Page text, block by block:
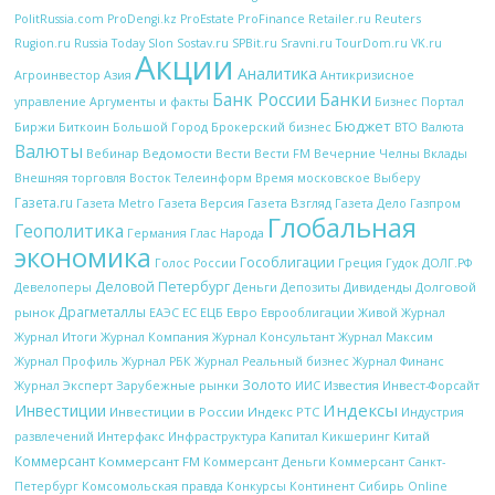
PolitRussia.com ProDengi.kz ProEstate ProFinance Retailer.ru Reuters
Rugion.ru Russia Today Slon Sostav.ru SPBit.ru Sravni.ru TourDom.ru VK.ru
Агроинвестор Азия Акции Аналитика Антикризисное
управление Аргументы и факты Банк России Банки Бизнес Портал
Биржи Биткоин Большой Город Брокерский бизнес Бюджет ВТО Валюта
Валюты Вебинар Ведомости Вести Вести FM Вечерние Челны Вклады
Внешняя торговля Восток Телеинформ Время московское Выберу
Газета.ru Газета Metro Газета Версия Газета Взгляд Газета Дело Газпром
Геополитика Германия Глас Народа Глобальная
экономика Голос России Гособлигации Греция Гудок ДОЛГ.РФ
Девелоперы Деловой Петербург Деньги Депозиты Дивиденды Долговой
рынок Драгметаллы ЕАЭС ЕС ЕЦБ Евро Еврооблигации Живой Журнал
Журнал Итоги Журнал Компания Журнал Консультант Журнал Максим
Журнал Профиль Журнал РБК Журнал Реальный бизнес Журнал Финанс
Журнал Эксперт Зарубежные рынки Золото ИИС Известия Инвест-Форсайт
Инвестиции Инвестиции в России Индекс РТС Индексы Индустрия
развлечений Интерфакс Инфраструктура Капитал Кикшеринг Китай
Коммерсант Коммерсант FM Коммерсант Деньги Коммерсант Санкт-
Петербург Комсомольская правда Конкурсы Континент Сибирь Online